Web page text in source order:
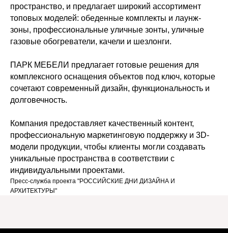
пространство, и предлагает широкий ассортимент
топовых моделей: обеденные комплекты и лаунж-
зоны, профессиональные уличные зонты, уличные
газовые обогреватели, качели и шезлонги.
ПАРК МЕБЕЛИ предлагает готовые решения для
комплексного оснащения объектов под ключ, которые
сочетают современный дизайн, функциональность и
долговечность.
Компания предоставляет качественный контент,
профессиональную маркетинговую поддержку и 3D-
модели продукции, чтобы клиенты могли создавать
уникальные пространства в соответствии с
индивидуальными проектами.
Пресс-служба проекта "РОССИЙСКИЕ ДНИ ДИЗАЙНА И
АРХИТЕКТУРЫ"